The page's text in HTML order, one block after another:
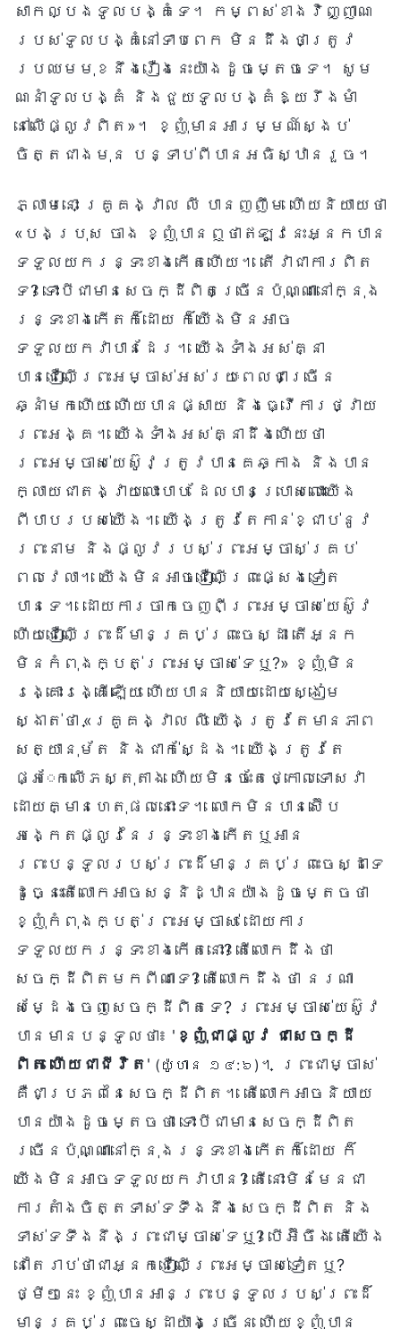
សាកល្បងទូលបង្គំទេ។ កម្ពស់ខាងវិញ្ញាណ
របស់ទូលបង្គំនៅទាបពេក មិនដឹងថាត្រូវ
ប្រឈមមុខនឹងរឿងនេះយ៉ាងដូចម្តេចទេ។ សូម
ណែនាំទូលបង្គំ និងជួយទូលបង្គំឱ្យរឹងមាំ
នៅលើផ្លូវពិត»។ ខ្ញុំមានអារម្មណ៍ស្ងប់
ចិត្តជាងមុន បន្ទាប់ពីបានអធិស្ឋានរួច។
ភ្លាមនោះ គ្រូគង្វាល លី បានញញឹម ហើយនិយាយថា
«បងប្រុស ចាង ខ្ញុំបានឮថាឥឡូវនេះអ្នកបាន
ទទួលយករន្ទះខាងកើតហើយ។ តើវាជាការពិត
ទេ? ទោះបីជាមានសេចក្ដីពិតច្រើនប៉ុណ្ណានៅក្នុង
រន្ទះខាងកើតក៏ដោយ ក៏យើងមិនអាច
ទទួលយកវាបានដែរ។ យើងទាំងអស់គ្នា
បានជឿលើព្រះអម្ចាស់អស់រយៈពេលជាច្រើន
ឆ្នាំមកហើយ ហើយបានផ្សាយ និងធ្វើការថ្វាយ
ព្រះអង្គ។ យើងទាំងអស់គ្នាដឹងហើយថា
ព្រះអម្ចាស់យេស៊ូវត្រូវបានគេឆ្កាង និងបាន
ក្លាយជាតង្វាយលោះបាប ដែលបានប្រោសលោះយើង
ពីបាបរបស់យើង។ យើងត្រូវតែកាន់ខ្ជាប់នូវ
ព្រះនាម និងផ្លូវរបស់ព្រះអម្ចាស់គ្រប់
ពេលវេលា។ យើងមិនអាចជឿលើព្រះផ្សេងទៀត
បានទេ។ ដោយការចាកចេញពីព្រះអម្ចាស់យេស៊ូវ
ហើយជឿលើព្រះដ៏មានគ្រប់ព្រះចេស្ដា តើអ្នក
មិនកំពុងក្បត់ព្រះអម្ចាស់ទេឬ?» ខ្ញុំមិន
រង្គោះរង្គើឡើយ ហើយបាននិយាយដោយស្ងៀម
ស្ងាត់ថា «គ្រូគង្វាល លី យើងត្រូវតែមានភាព
សត្យានុម័ត និងជាក់ស្ដែង។ យើងត្រូវតែ
ផ្អែកលើភស្តុតាង ហើយមិនចេះតែថ្កោលទោសវា
ដោយគ្មានហេតុផលនោះទេ។ លោកមិនបានស៊ើប
អង្កេតផ្លូវនៃរន្ទះខាងកើតឬអាន
ព្រះបន្ទូលរបស់ព្រះដ៏មានគ្រប់ព្រះចេស្ដាទេ
ដូច្នេះតើលោកអាចសន្និដ្ឋានយ៉ាងដូចម្តេចថា
ខ្ញុំកំពុងក្បត់ព្រះអម្ចាស់ ដោយការ
ទទួលយករន្ទះខាងកើតនោះ? តើលោកដឹងថា
សេចក្ដីពិតមកពីណាទេ? តើលោកដឹងថា នរណា
សម្ដែងចេញសេចក្ដីពិតទេ? ព្រះអម្ចាស់យេស៊ូវ
បានមានបន្ទូលថា៖ ' ខ្ញុំជាផ្លូវ ជាសេចក្ដី
ពិត ហើយជាជីវិត' (យ៉ូហាន ១៤:៦) ។ ព្រះជាម្ចាស់
គឺជាប្រភពនៃសេចក្ដីពិត។ តើលោកអាចនិយាយ
បានយ៉ាងដូចម្តេចថា ទោះបីជាមានសេចក្ដីពិត
ច្រើនប៉ុណ្ណានៅក្នុងរន្ទះខាងកើតក៏ដោយ ក៏
យើងមិនអាចទទួលយកវាបាន? តើនោះមិនមែនជា
ការតាំងចិត្តទាស់ទទឹងនឹងសេចក្ដីពិត និង
ទាស់ទទឹងនឹងព្រះជាម្ចាស់ទេឬ? បើអ៊ីចឹង តើយើង
នៅតែរាប់ថាជាអ្នកជឿលើព្រះអម្ចាស់ទៀតឬ?
ថ្មីៗនេះ ខ្ញុំបានអានព្រះបន្ទូលរបស់ព្រះដ៏
មានគ្រប់ព្រះចេស្ដាយ៉ាងច្រើន ហើយខ្ញុំបាន